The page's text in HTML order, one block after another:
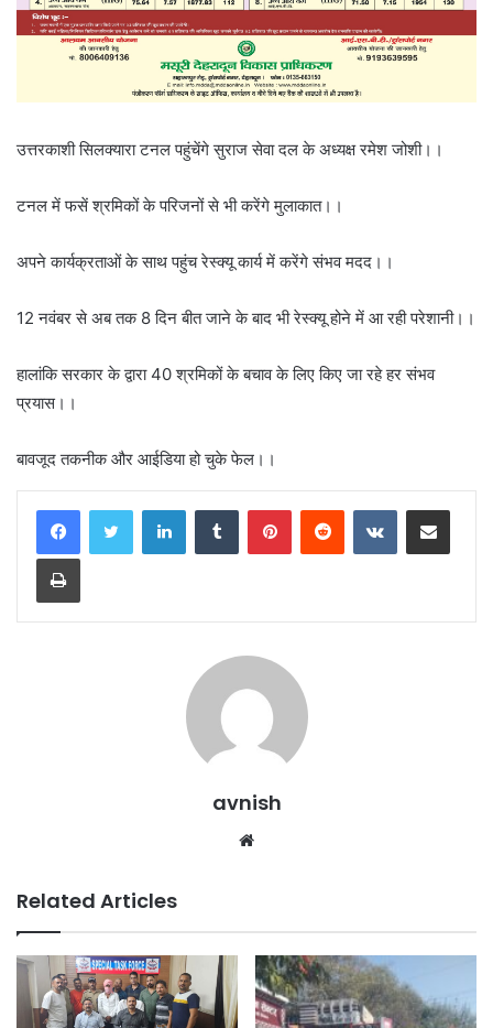
उत्तरकाशी सिलक्यारा टनल पहुंचेंगे सुराज सेवा दल के अध्यक्ष रमेश जोशी।।
टनल में फसें श्रमिकों के परिजनों से भी करेंगे मुलाकात।।
अपने कार्यक्रताओं के साथ पहुंच रेस्क्यू कार्य में करेंगे संभव मदद।।
12 नवंबर से अब तक 8 दिन बीत जाने के बाद भी रेस्क्यू होने में आ रही परेशानी।।
हालांकि सरकार के द्वारा 40 श्रमिकों के बचाव के लिए किए जा रहे हर संभव
प्रयास।।
बावजूद तकनीक और आईडिया हो चुके फेल।।
LinkedInTumblr PinterestReddit VKontakteShare via Email
Print
avnish
Related Articles